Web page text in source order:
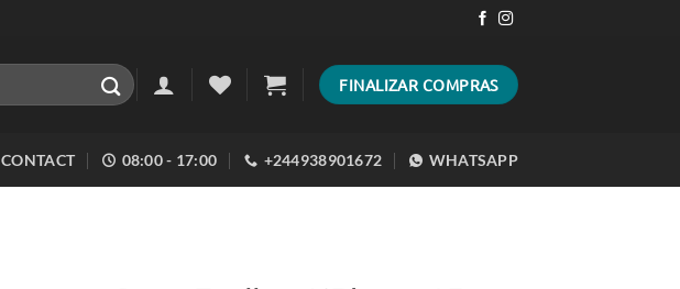
FINALIZAR COMPRAS
CONTACT 08:00 - 17:00 +244938901672 WHATSAPP